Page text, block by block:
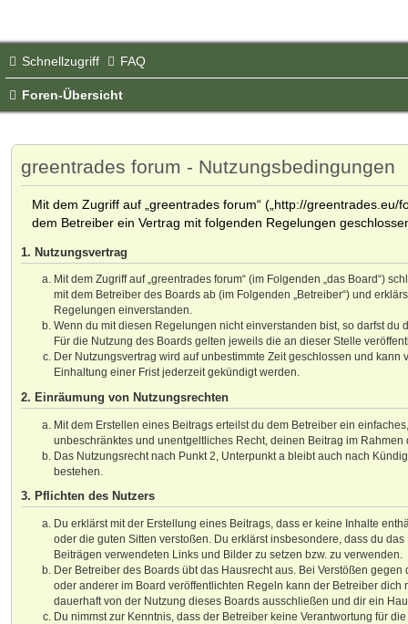
Schnellzugriff FAQ
Foren-Übersicht
greentrades forum - Nutzungsbedingungen
Mit dem Zugriff auf „greentrades forum“ („http://greentrades.eu/
dem Betreiber ein Vertrag mit folgenden Regelungen
1. Nutzungsvertrag
Mit dem Zugriff auf „greentrades forum“ (im Folgenden „das Board“)
mit dem Betreiber des Boards ab (im Folgenden „Betreiber“) und
Regelungen einverstanden.
Wenn du mit diesen Regelungen nicht einverstanden bist, so darfst du
Für die Nutzung des Boards gelten jeweils die an dieser Stelle
Der Nutzungsvertrag wird auf unbestimmte Zeit geschlossen und kann
Einhaltung einer Frist jederzeit gekündigt werden.
2. Einräumung von Nutzungsrechten
Mit dem Erstellen eines Beitrags erteilst du dem Betreiber ein
unbeschränktes und unentgeltliches Recht, deinen Beitrag im Rahmen
Das Nutzungsrecht nach Punkt 2, Unterpunkt a bleibt auch nach
bestehen.
3. Pflichten des Nutzers
Du erklärst mit der Erstellung eines Beitrags, dass er keine Inhalte
oder die guten Sitten verstoßen. Du erklärst insbesondere, dass du
Beiträgen verwendeten Links und Bilder zu setzen bzw. zu verwenden.
Der Betreiber des Boards übt das Hausrecht aus. Bei Verstößen
oder anderer im Board veröffentlichten Regeln kann der Betreiber dich
dauerhaft von der Nutzung dieses Boards ausschließen und dir ein
Du nimmst zur Kenntnis, dass der Betreiber keine Verantwortung für